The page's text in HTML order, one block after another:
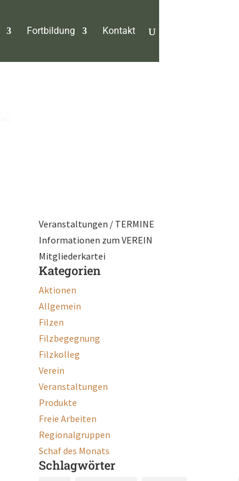
Fortbildung Kontakt
Veranstaltungen / TERMINE
Informationen zum VEREIN
Mitgliederkartei
Kategorien
Aktionen
Allgemein
Filzen
Filzbegegnung
Filzkolleg
Verein
Veranstaltungen
Produkte
Freie Arbeiten
Regionalgruppen
Schaf des Monats
Schlagwörter